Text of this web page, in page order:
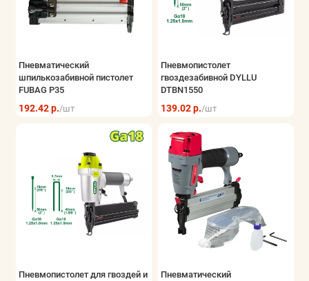
Пневматический
шпилькозабивной пистолет
FUBAG P35
192.42 р./шт
Пневмопистолет
гвоздезабивной DYLLU
DTBN1550
139.02 р./шт
Пневмопистолет для гвоздей и
Пневматический